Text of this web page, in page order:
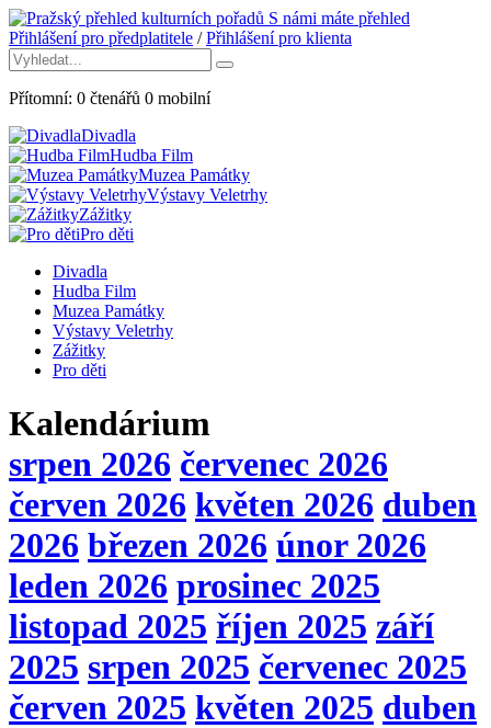
S námi máte přehled
Přihlášení pro předplatitele /Přihlášení pro klienta
Přítomní: 0 čtenářů 0 mobilní
Divadla
Hudba Film
Muzea Památky
Výstavy Veletrhy
Zážitky
Pro děti
Divadla
Hudba Film
Muzea Památky
Výstavy Veletrhy
Zážitky
Pro děti
Kalendárium
srpen 2026 červenec 2026
červen 2026 květen 2026 duben
2026 březen 2026 únor 2026
leden 2026 prosinec 2025
listopad 2025 říjen 2025 září
2025 srpen 2025 červenec 2025
červen 2025 květen 2025 duben